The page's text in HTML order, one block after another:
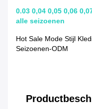
0.03 0,04 0,05 0,06
alle seizoenen
Hot Sale Mode Stijl
Seizoenen-ODM